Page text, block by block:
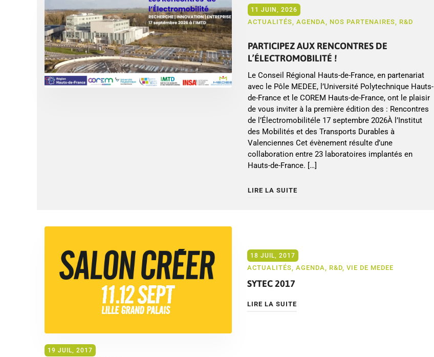
11 JUIN, 2026
ACTUALITÉS, AGENDA, NOS PARTENAIRES, R&D
PARTICIPEZ AUX RENCONTRES DE
L’ÉLECTROMOBILITÉ !
Le Conseil Régional Hauts-de-France, en partenariat
avec le Pôle MEDEE, l’Université Polytechnique Hauts-
de-France et le COREM Hauts-de-France, ont le plaisir
de vous inviter à la première édition des : Rencontres
de l’Électromobilitéle 17 septembre 2026À l’Institut
des Mobilités et des Transports Durables à
Valenciennes Cet évènement résulte d’une
collaboration entre 23 laboratoires implantés en
Hauts-de-France. […]
LIRE LA SUITE
19 JUIL, 2017
18 JUIL, 2017
ACTUALITÉS, AGENDA, R&D, VIE DE MEDEE
SYTEC 2017
LIRE LA SUITE